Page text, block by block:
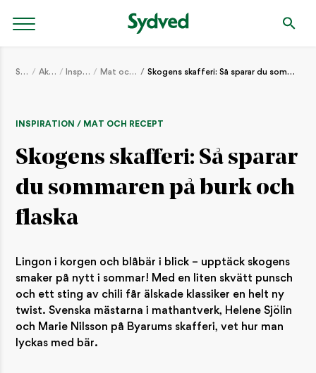
Start Aktuellt Inspiration Mat och recept Skogens skafferi: Så sparar du sommaren på burk och flaska
INSPIRATION / MAT OCH RECEPT
Skogens skafferi: Så sparar
du sommaren på burk och
flaska
Lingon i korgen och blåbär i blick – upptäck skogens
smaker på nytt i sommar! Med en liten skvätt punsch
och ett sting av chili får älskade klassiker en helt ny
twist. Svenska mästarna i mathantverk, Helene Sjölin
och Marie Nilsson på Byarums skafferi, vet hur man
lyckas med bär.